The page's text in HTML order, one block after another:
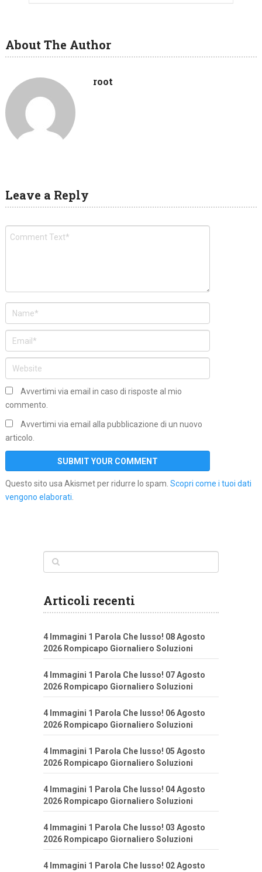
About The Author
root
Leave a Reply
Avvertimi via email in caso di risposte al mio
commento.
Avvertimi via email alla pubblicazione di un nuovo
articolo.
Questo sito usa Akismet per ridurre lo spam. Scopri come i tuoi dati
vengono elaborati.
Articoli recenti
4 Immagini 1 Parola Che lusso! 08 Agosto
2026 Rompicapo Giornaliero Soluzioni
4 Immagini 1 Parola Che lusso! 07 Agosto
2026 Rompicapo Giornaliero Soluzioni
4 Immagini 1 Parola Che lusso! 06 Agosto
2026 Rompicapo Giornaliero Soluzioni
4 Immagini 1 Parola Che lusso! 05 Agosto
2026 Rompicapo Giornaliero Soluzioni
4 Immagini 1 Parola Che lusso! 04 Agosto
2026 Rompicapo Giornaliero Soluzioni
4 Immagini 1 Parola Che lusso! 03 Agosto
2026 Rompicapo Giornaliero Soluzioni
4 Immagini 1 Parola Che lusso! 02 Agosto